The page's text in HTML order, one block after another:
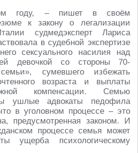
году, – пишет в своём
к закону о легализации
судмедэксперт Лариса
в судебной экспертизе
сексуального насилия над
девочкой со стороны 70-
сумевшего избежать
возраста и выплаты
компенсации. Семью
ушлые адвокаты педофила
в уголовном процессе – это
предусмотренная законом. И
процессе семья может
ущерба психологическому